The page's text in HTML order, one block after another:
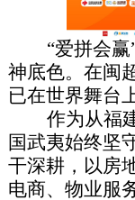
“爱拼会
神底色。在闽
已在世界舞台
作为从福
国武夷始终坚
干深耕，以房
电商、物业服